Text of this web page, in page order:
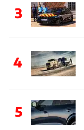
3
4
5